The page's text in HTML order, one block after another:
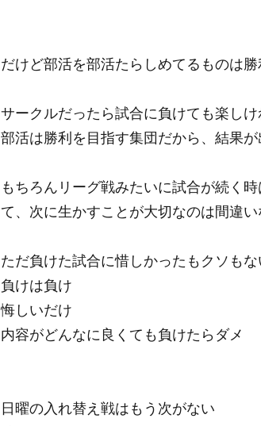
だけど部活を部活たらしめてるものは
サークルだったら試合に負けても楽し
部活は勝利を目指す集団だから、結果
もちろんリーグ戦みたいに試合が続く
て、次に生かすことが大切なのは間違い
ただ負けた試合に惜しかったもクソもな
負けは負け
悔しいだけ
内容がどんなに良くても負けたらダメ
日曜の入れ替え戦はもう次がない